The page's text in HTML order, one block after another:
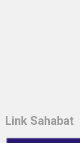
Link Sahabat